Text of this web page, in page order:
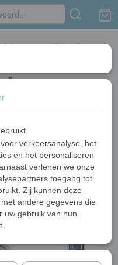
Inloggen Registreren
› Waterval badkraan Swan 5-
verkeersanalyse, het
en het personaliseren
verlenen we onze
toegang tot
Zij kunnen deze
andere gegevens die
uw gebruik van hun